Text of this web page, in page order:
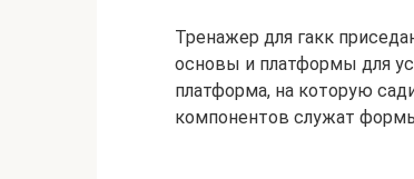
Тренажер для гакк
основы и платформы для
платформа, на которую
компонентов служат